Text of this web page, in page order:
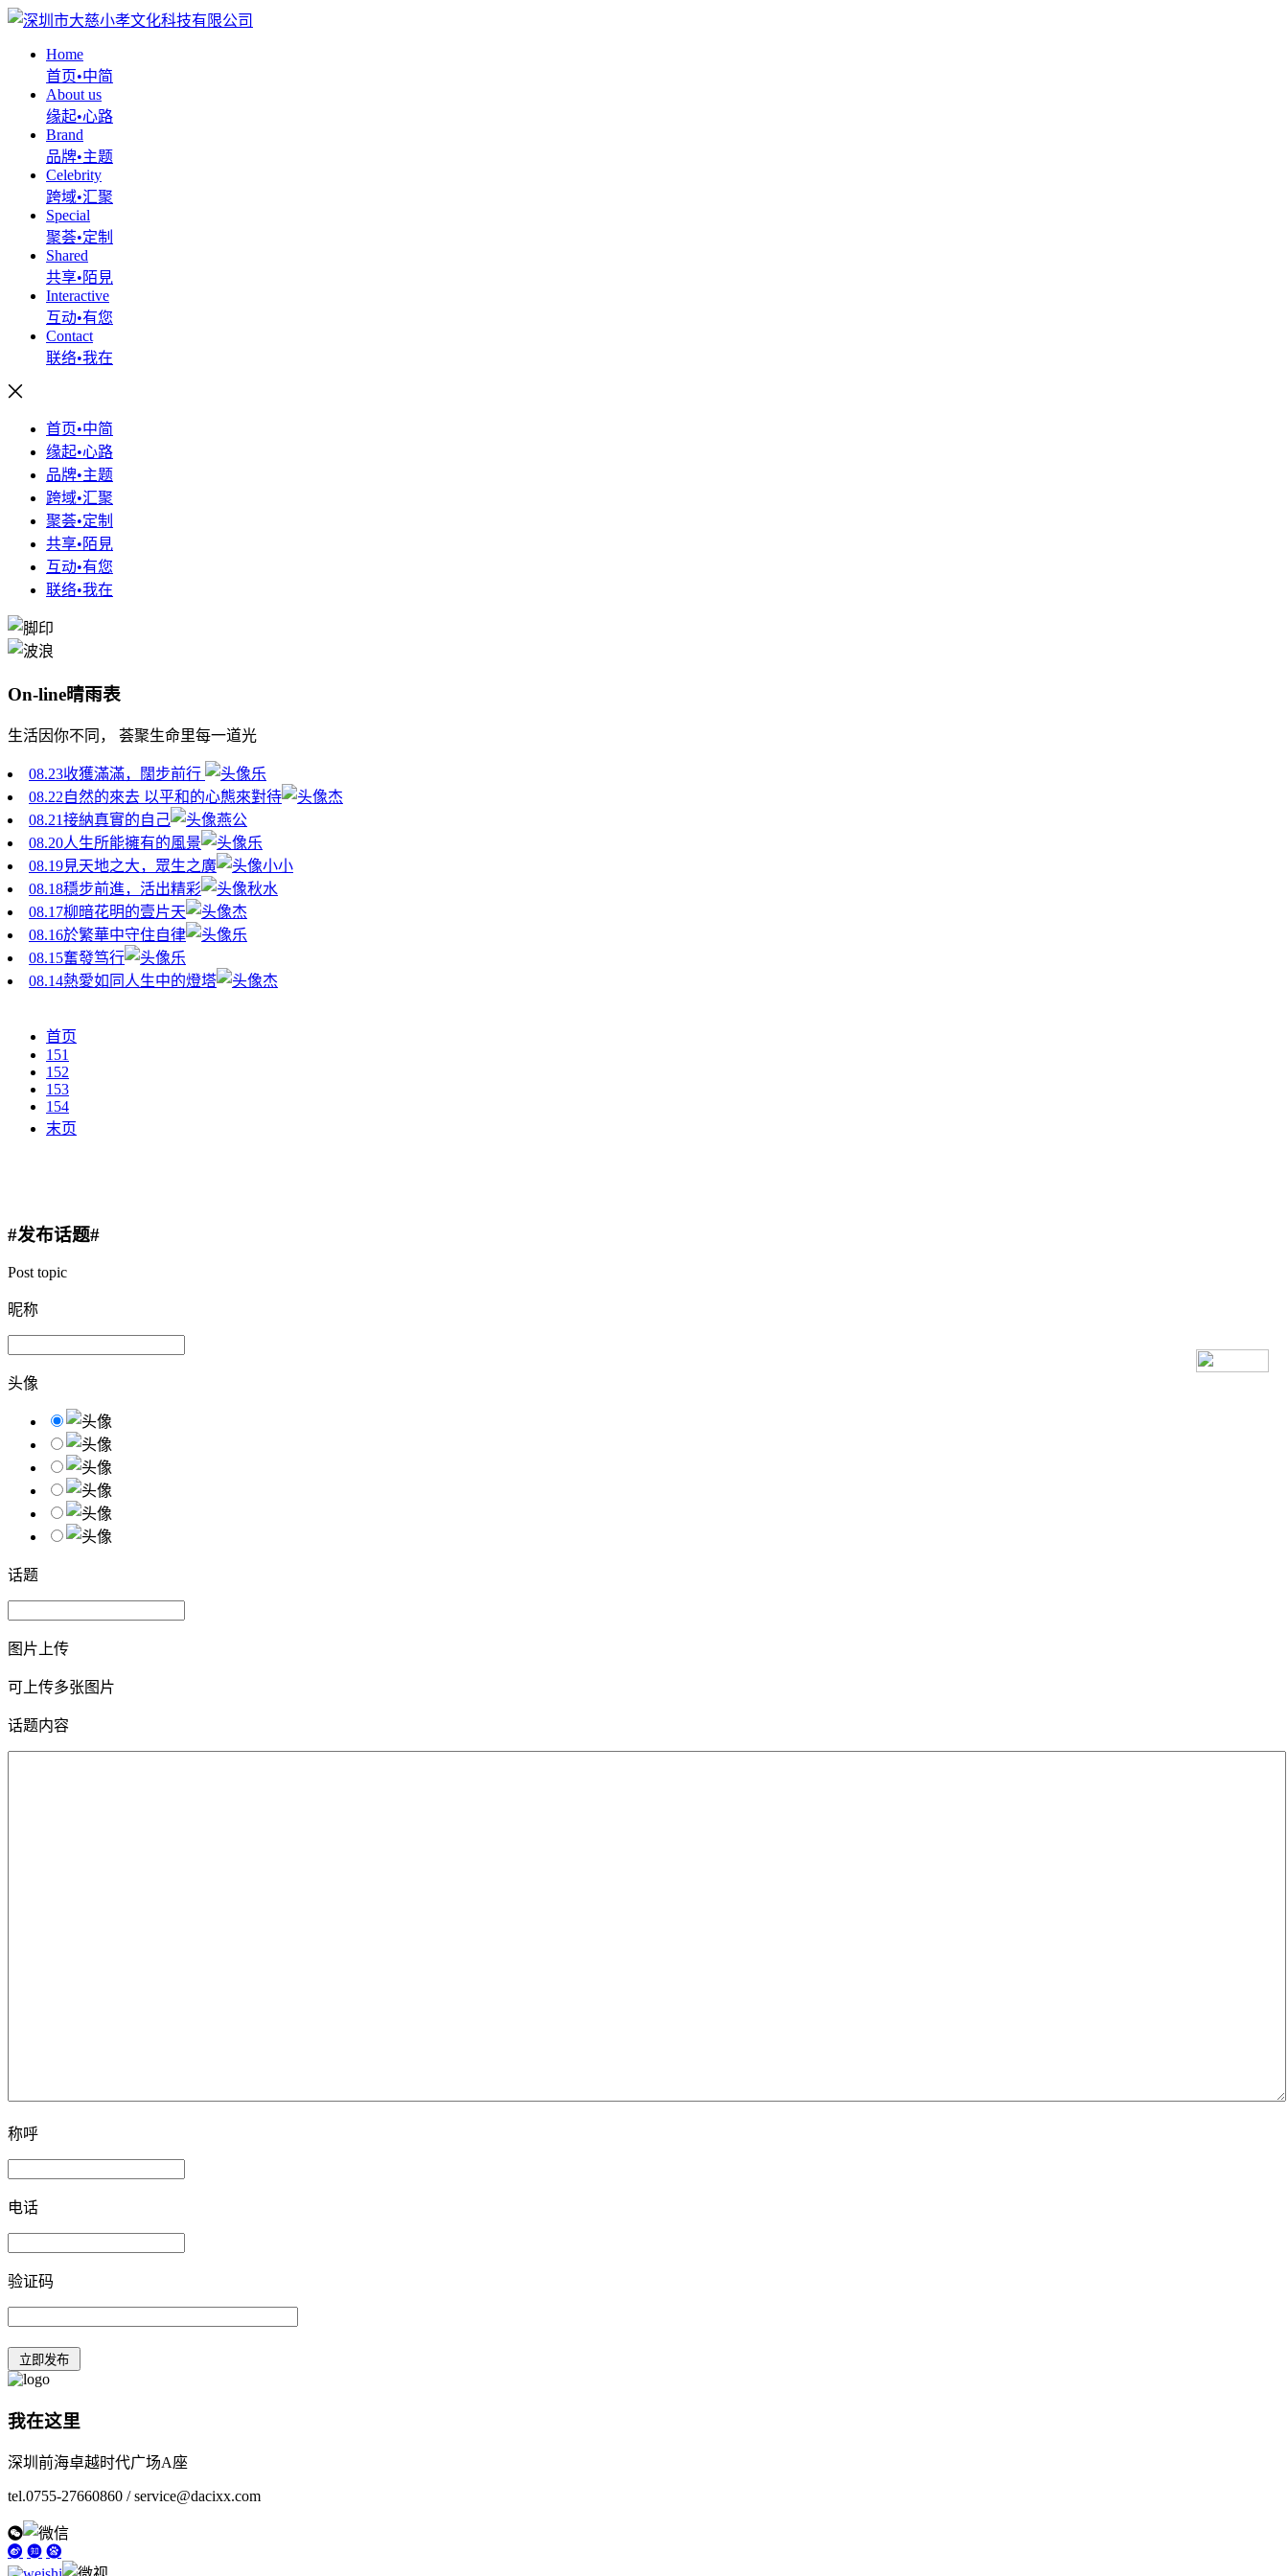
Home
首页•中简
About us
缘起•心路
Brand
品牌•主题
Celebrity
跨域•汇聚
Special
聚荟•定制
Shared
共享•陌見
Interactive
互动•有您
Contact
联络•我在
首页•中简
缘起•心路
品牌•主题
跨域•汇聚
聚荟•定制
共享•陌見
互动•有您
联络•我在
On-line晴雨表
生活因你不同， 荟聚生命里每一道光
08.23收獲滿滿，闊步前行 ​
乐
08.22自然的來去 以平和的心態來對待
杰
08.21接納真實的自己
燕公
08.20人生所能擁有的風景
乐
08.19見天地之大，眾生之廣
小小
08.18穩步前進，活出精彩
秋水
08.17柳暗花明的壹片天
杰
08.16於繁華中守住自律
乐
08.15奮發笃行
乐
08.14熱愛如同人生中的燈塔 杰
首页
151
152
153
154
末页
#发布话题#
Post topic
昵称
头像
话题
图片上传
可上传多张图片
话题内容
称呼
电话
验证码
我在这里
深圳前海卓越时代广场A座
tel.0755-27660860 / service@dacixx.com